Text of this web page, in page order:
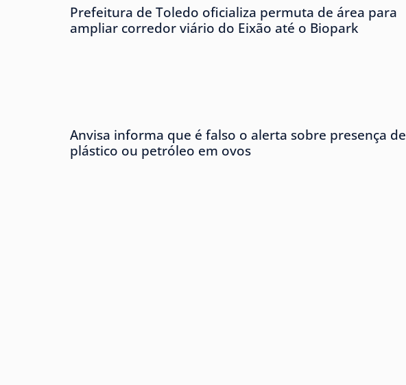
Prefeitura de Toledo oficializa permuta de área para
ampliar corredor viário do Eixão até o Biopark
Anvisa informa que é falso o alerta sobre presença de
plástico ou petróleo em ovos